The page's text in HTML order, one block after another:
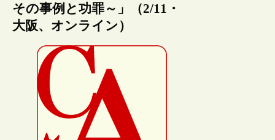
その事例と功罪～」（2/11・
大阪、オンライン）